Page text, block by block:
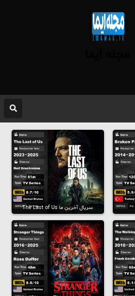
سریال آخرینِ ما The Last of Us